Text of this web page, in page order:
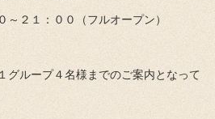
１：００（フルオープン）
グループ４名様までのご案内となって